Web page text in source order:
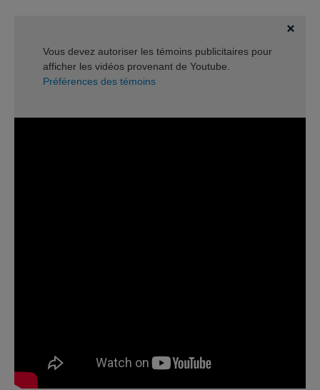
Vous devez autoriser les témoins publicitaires pour
afficher les vidéos provenant de Youtube.
Préférences des témoins